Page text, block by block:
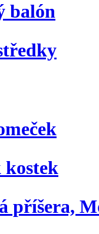
balón
kostek
příšera,